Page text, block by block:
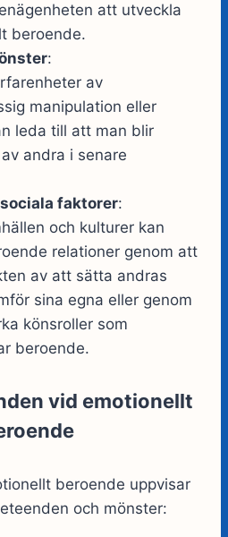
att utveckla
beroende.
:
av
manipulation eller
leda till att man blir
andra i senare
faktorer:
och kulturer kan
relationer genom att
av att sätta andras
sina egna eller genom
könsroller som
beroende.
vid emotionellt
beroende uppvisar
och mönster: